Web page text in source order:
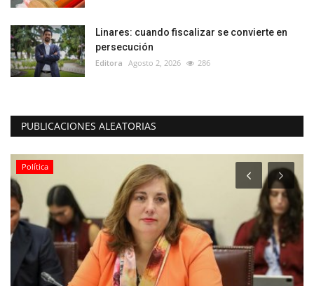
Linares: cuando fiscalizar se convierte en
persecución
Editora Agosto 2, 2026 286
PUBLICACIONES ALEATORIAS
Política